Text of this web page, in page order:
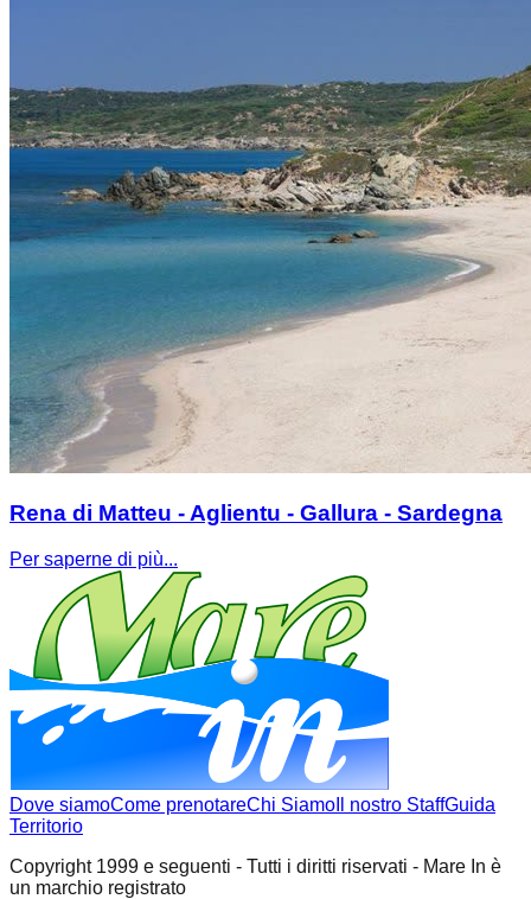
Rena di Matteu - Aglientu - Gallura - Sardegna
Per saperne di più...
Dove siamoCome prenotareChi Siamo Il nostro StaffGuida
Territorio
Copyright 1999 e seguenti - Tutti i diritti riservati - Mare In è
un marchio registrato